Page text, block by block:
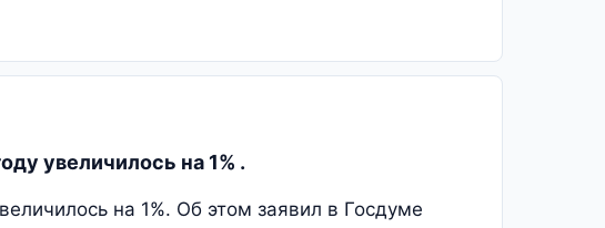
увеличилось на 1% .
на 1%. Об этом заявил в Госдуме